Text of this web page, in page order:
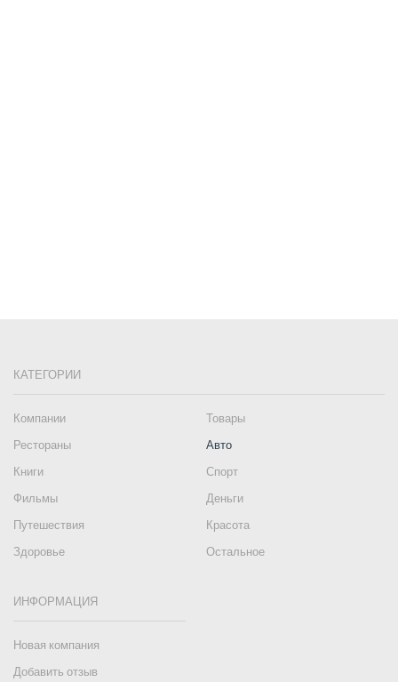
КАТЕГОРИИ
Компании
Товары
Рестораны
Авто
Книги
Спорт
Фильмы
Деньги
Путешествия
Красота
Здоровье
Остальное
ИНФОРМАЦИЯ
Новая компания
Добавить отзыв